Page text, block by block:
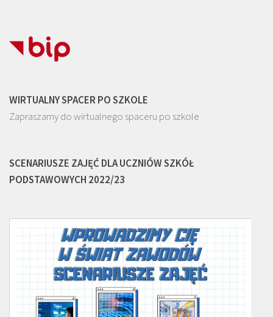
WIRTUALNY SPACER PO SZKOLE
Zapraszamy do wirtualnego spaceru po szkole
SCENARIUSZE ZAJĘĆ DLA UCZNIÓW SZKÓŁ
PODSTAWOWYCH 2022/23